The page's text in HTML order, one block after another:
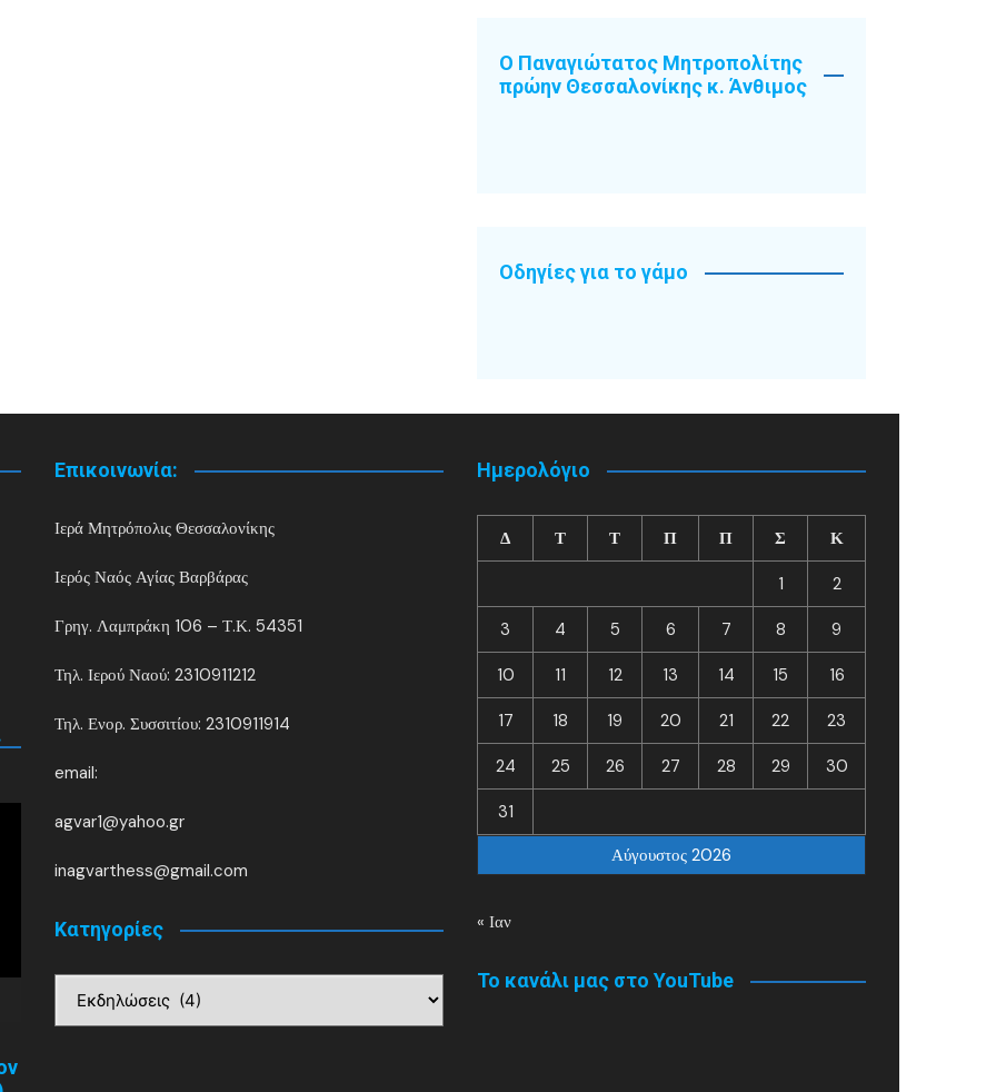
Ο Παναγιώτατος Μητροπολίτης
πρώην Θεσσαλονίκης κ. Άνθιμος
Οδηγίες για το γάμο
Επικοινωνία:
Ιερά Μητρόπολις Θεσσαλονίκης
Ιερός Ναός Αγίας Βαρβάρας
Γρηγ. Λαμπράκη 106 – Τ.Κ. 54351
Τηλ. Ιερού Ναού: 2310911212
Τηλ. Ενορ. Συσσιτίου: 2310911914
email:
agvar1@yahoo.gr
inagvarthess@gmail.com
Kατηγορίες
Ημερολόγιο
Αύγουστος 2026
Δ Τ Τ Π Π Σ Κ
1 2
3 4 5 6 7 8 9
10 11 12 13 14 15 16
17 18 19 20 21 22 23
24 25 26 27 28 29 30
31
« Ιαν
Το κανάλι μας στο YouTube